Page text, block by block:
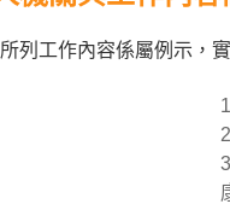
列工作內容係屬例示，